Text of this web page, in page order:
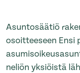
Asuntosäätiö
osoitteeseen Ensi
neliön yksiöistä